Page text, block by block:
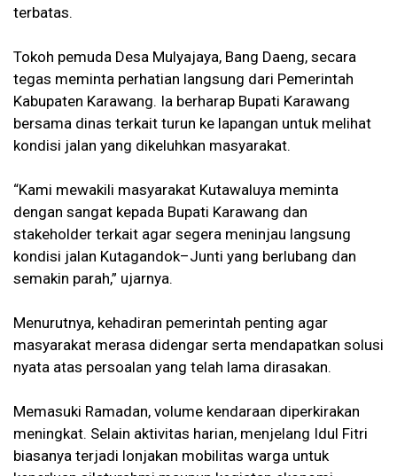
terbatas.
Tokoh pemuda Desa Mulyajaya, Bang Daeng, secara
tegas meminta perhatian langsung dari Pemerintah
Kabupaten Karawang. Ia berharap Bupati Karawang
bersama dinas terkait turun ke lapangan untuk melihat
kondisi jalan yang dikeluhkan masyarakat.
“Kami mewakili masyarakat Kutawaluya meminta
dengan sangat kepada Bupati Karawang dan
stakeholder terkait agar segera meninjau langsung
kondisi jalan Kutagandok–Junti yang berlubang dan
semakin parah,” ujarnya.
Menurutnya, kehadiran pemerintah penting agar
masyarakat merasa didengar serta mendapatkan solusi
nyata atas persoalan yang telah lama dirasakan.
Memasuki Ramadan, volume kendaraan diperkirakan
meningkat. Selain aktivitas harian, menjelang Idul Fitri
biasanya terjadi lonjakan mobilitas warga untuk